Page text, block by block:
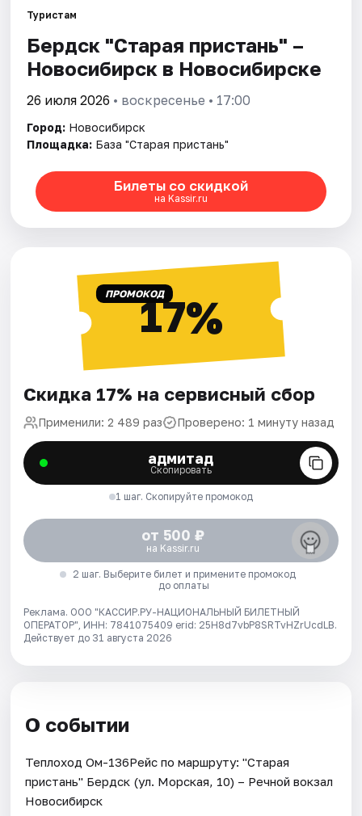
Города
Площадки
Рейтинги
Туристам
Бердск "Старая пристань" –
Новосибирск в Новосибирске
26 июля 2026 • воскресенье • 17:00
Город: Новосибирск
Площадка: База "Старая пристань"
Билеты со скидкой
на Kassir.ru
ПРОМОКОД17%
Скидка 17% на сервисный сбор
Применили: 2 489 раз Проверено: 1 минуту назад
адмитад
Скопировать
1 шаг. Скопируйте промокод
от 500 ₽
на Kassir.ru
2 шаг. Выберите билет и примените промокод
до оплаты
Реклама. ООО "КАССИР.РУ-НАЦИОНАЛЬНЫЙ БИЛЕТНЫЙ
ОПЕРАТОР", ИНН: 7841075409 erid: 25H8d7vbP8SRTvHZrUcdLB.
Действует до 31 августа 2026
О событии
Теплоход Ом-136Рейс по маршруту: "Старая
пристань" Бердск (ул. Морская, 10) – Речной вокзал
Новосибирск